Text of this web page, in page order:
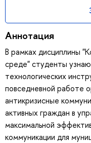
Аннотация
В рамках дисциплины
среде" студенты
технологических
повседневной работе
антикризисные
активных граждан в
максимальной
коммуникации для